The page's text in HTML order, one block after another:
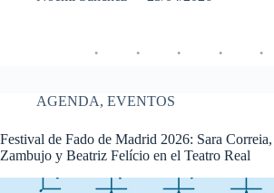
AGENDA, EVENTOS
Festival de Fado de Madrid 2026: Sara
Zambujo y Beatriz Felício en el Teatro Real